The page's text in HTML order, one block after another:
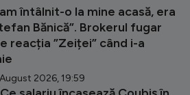
întâlnit-o la mine acasă, era
Bănică”. Brokerul fugar
reacția ”Zeiței” când i-a
2026, 19:59